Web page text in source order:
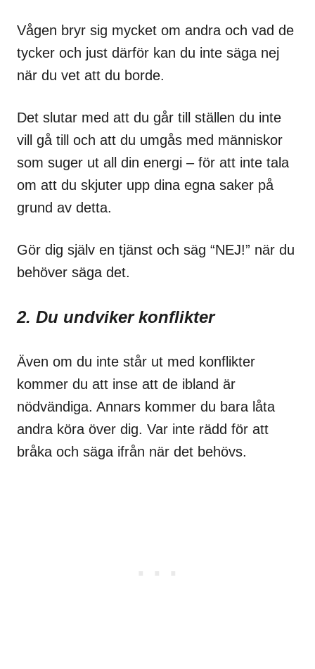
Vågen bryr sig mycket om andra och vad de
tycker och just därför kan du inte säga nej
när du vet att du borde.
Det slutar med att du går till ställen du inte
vill gå till och att du umgås med människor
som suger ut all din energi – för att inte tala
om att du skjuter upp dina egna saker på
grund av detta.
Gör dig själv en tjänst och säg “NEJ!” när du
behöver säga det.
2. Du undviker konflikter
Även om du inte står ut med konflikter
kommer du att inse att de ibland är
nödvändiga. Annars kommer du bara låta
andra köra över dig. Var inte rädd för att
bråka och säga ifrån när det behövs.